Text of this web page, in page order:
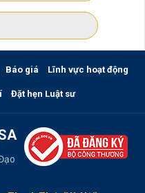
Báo giá Lĩnh vực hoạt động
Đặt hẹn Luật sư